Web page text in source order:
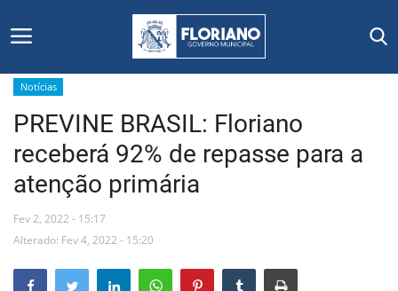
Início
Editais
Floriano
Notícias
PREVINE BRASIL: Floriano
receberá 92% de repasse para a
atenção primária
Fev 2, 2022 - 15:17
Alterado: Fev 4, 2022 - 15:20